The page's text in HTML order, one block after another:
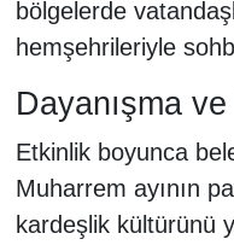
bölgelerde
hemşehrileriyle
Dayanışma
Etkinlik boyunca
Muharrem ayının
kardeşlik kültürünü